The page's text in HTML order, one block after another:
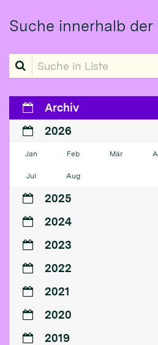
Suche innerhalb der
Suche in Liste
Archiv
2026
Jan Feb Mär
Jul Aug
2025
2024
2023
2022
2021
2020
2019